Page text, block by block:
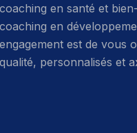
coaching en santé et
coaching en
engagement est de vous
qualité, personnalisés et